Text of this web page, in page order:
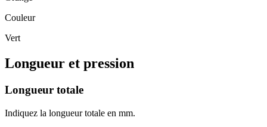
Couleur
Vert
Longueur et pression
Longueur totale
Indiquez la longueur totale en mm.